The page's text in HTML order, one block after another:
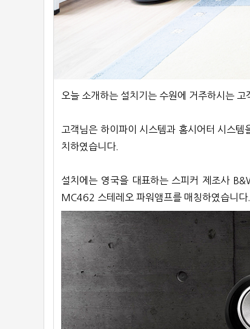
오늘 소개하는 설치기는 수원에 거주하시는
고객님은 하이파이 시스템과 홈시어터 시스
치하였습니다.
설치에는 영국을 대표하는 스피커 제조사
MC462 스테레오 파워앰프를 매칭하였습니다.